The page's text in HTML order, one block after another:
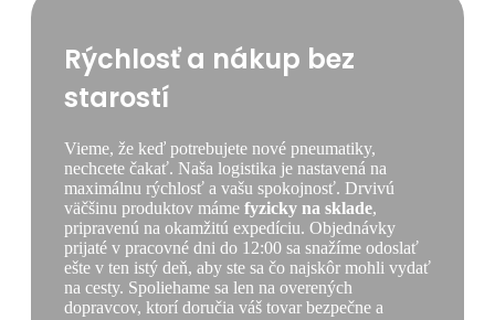
Rýchlosť a nákup bez
starostí
Vieme, že keď potrebujete nové pneumatiky,
nechcete čakať. Naša logistika je nastavená na
maximálnu rýchlosť a vašu spokojnosť. Drvivú
väčšinu produktov máme fyzicky na sklade,
pripravenú na okamžitú expedíciu. Objednávky
prijaté v pracovné dni do 12:00 sa snažíme odoslať
ešte v ten istý deň, aby ste sa čo najskôr mohli vydať
na cesty. Spoliehame sa len na overených
dopravcov, ktorí doručia váš tovar bezpečne a